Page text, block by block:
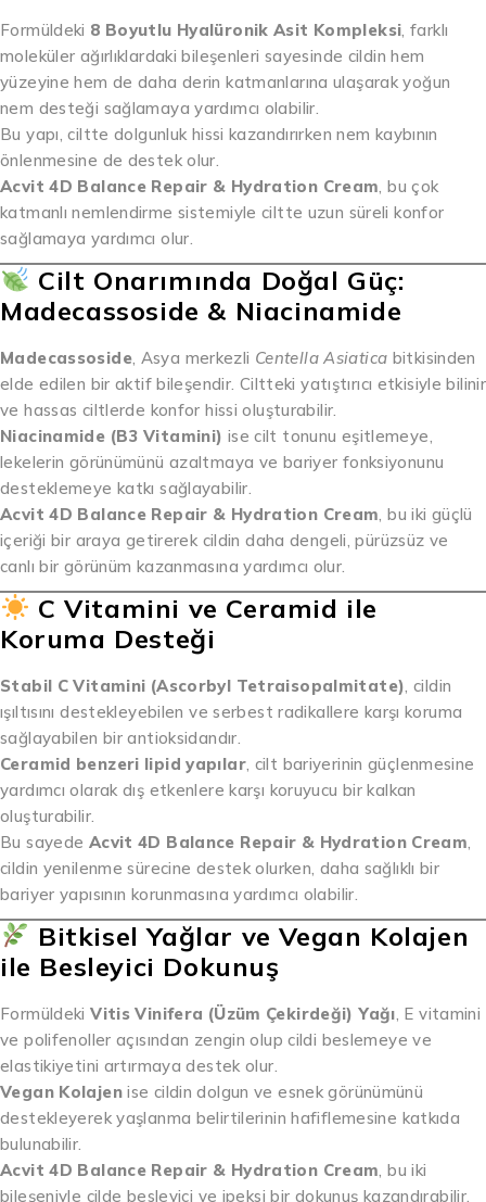
Formüldeki 8 Boyutlu Hyalüronik Asit Kompleksi, farklı
moleküler ağırlıklardaki bileşenleri sayesinde cildin hem
yüzeyine hem de daha derin katmanlarına ulaşarak yoğun
nem desteği sağlamaya yardımcı olabilir.
Bu yapı, ciltte dolgunluk hissi kazandırırken nem kaybının
önlenmesine de destek olur.
Acvit 4D Balance Repair & Hydration Cream, bu çok
katmanlı nemlendirme sistemiyle ciltte uzun süreli konfor
sağlamaya yardımcı olur.
Cilt Onarımında Doğal Güç:
Madecassoside & Niacinamide
Madecassoside, Asya merkezli Centella Asiatica bitkisinden
elde edilen bir aktif bileşendir. Ciltteki yatıştırıcı etkisiyle bilinir
ve hassas ciltlerde konfor hissi oluşturabilir.
Niacinamide (B3 Vitamini) ise cilt tonunu eşitlemeye,
lekelerin görünümünü azaltmaya ve bariyer fonksiyonunu
desteklemeye katkı sağlayabilir.
Acvit 4D Balance Repair & Hydration Cream, bu iki güçlü
içeriği bir araya getirerek cildin daha dengeli, pürüzsüz ve
canlı bir görünüm kazanmasına yardımcı olur.
C Vitamini ve Ceramid ile
Koruma Desteği
Stabil C Vitamini (Ascorbyl Tetraisopalmitate), cildin
ışıltısını destekleyebilen ve serbest radikallere karşı koruma
sağlayabilen bir antioksidandır.
Ceramid benzeri lipid yapılar, cilt bariyerinin güçlenmesine
yardımcı olarak dış etkenlere karşı koruyucu bir kalkan
oluşturabilir.
Bu sayede Acvit 4D Balance Repair & Hydration Cream,
cildin yenilenme sürecine destek olurken, daha sağlıklı bir
bariyer yapısının korunmasına yardımcı olabilir.
Bitkisel Yağlar ve Vegan Kolajen
ile Besleyici Dokunuş
FormüldekiVitis Vinifera (Üzüm Çekirdeği) Yağı, E vitamini
ve polifenoller açısından zengin olup cildi beslemeye ve
elastikiyetini artırmaya destek olur.
Vegan Kolajenise cildin dolgun ve esnek görünümünü
destekleyerek yaşlanma belirtilerinin hafiflemesine katkıda
bulunabilir.
Acvit 4D Balance Repair & Hydration Cream, bu iki
bileşeniyle cilde besleyici ve ipeksi bir dokunuş kazandırabilir.